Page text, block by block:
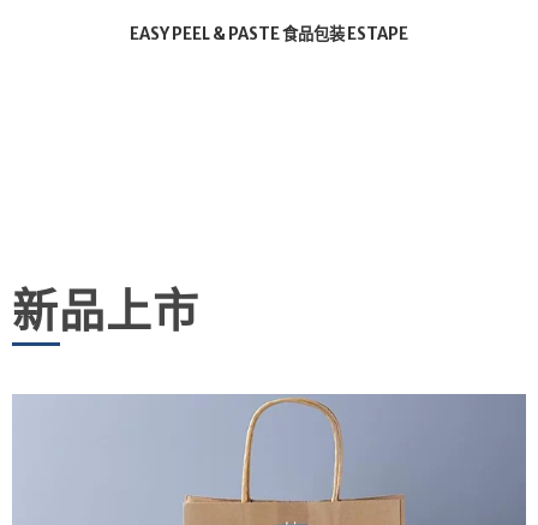
EASY PEEL & PASTE 食品包装 ESTAPE
新品上市